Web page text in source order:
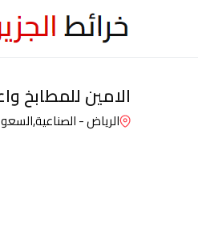
الامين للمطابخ
الرياض - الصناعية,